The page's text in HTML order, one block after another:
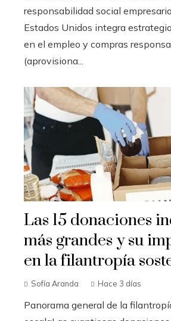
responsabilidad social
Estados Unidos integra
en el empleo y compras
(aprovisiona...
Las 15 donaciones
más grandes y su
en la filantropía
Sofía Aranda Hace 3 días
Panorama general de la